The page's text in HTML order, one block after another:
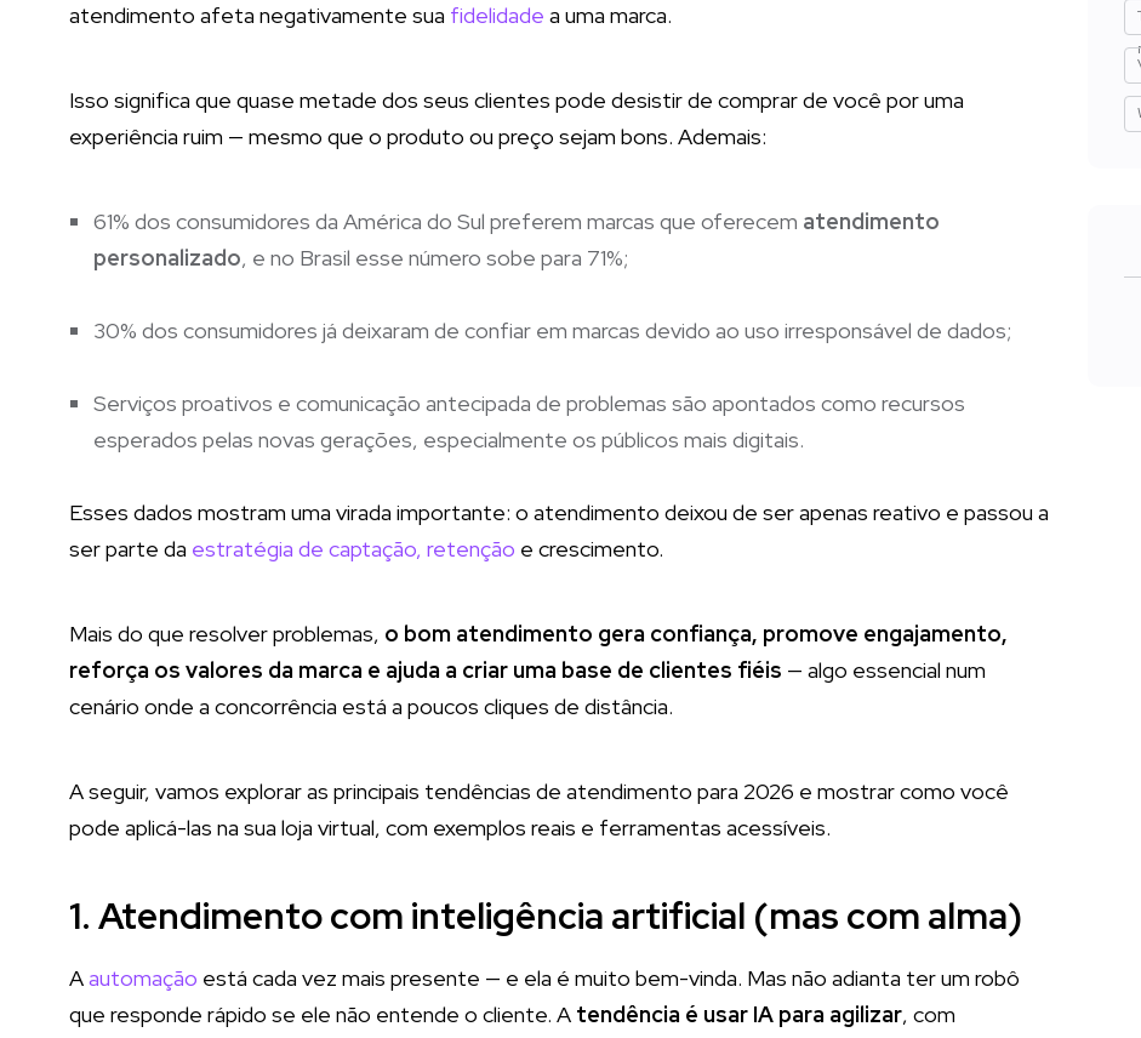
atendimento afeta negativamente sua fidelidade a uma marca.
Isso significa que quase metade dos seus clientes pode desistir de comprar de você por uma
experiência ruim — mesmo que o produto ou preço sejam bons. Ademais:
61% dos consumidores da América do Sul preferem marcas que oferecem atendimento
personalizado, e no Brasil esse número sobe para 71%;
30% dos consumidores já deixaram de confiar em marcas devido ao uso irresponsável de dados;
Serviços proativos e comunicação antecipada de problemas são apontados como recursos
esperados pelas novas gerações, especialmente os públicos mais digitais.
Esses dados mostram uma virada importante: o atendimento deixou de ser apenas reativo e passou a
ser parte da estratégia de captação, retenção e crescimento.
Mais do que resolver problemas, o bom atendimento gera confiança, promove engajamento,
reforça os valores da marca e ajuda a criar uma base de clientes fiéis — algo essencial num
cenário onde a concorrência está a poucos cliques de distância.
A seguir, vamos explorar as principais tendências de atendimento para 2026 e mostrar como você
pode aplicá-las na sua loja virtual, com exemplos reais e ferramentas acessíveis.
1. Atendimento com inteligência artificial (mas com alma)
Aautomação está cada vez mais presente — e ela é muito bem-vinda. Mas não adianta ter um robô
que responde rápido se ele não entende o cliente. A tendência é usar IA para agilizar, com